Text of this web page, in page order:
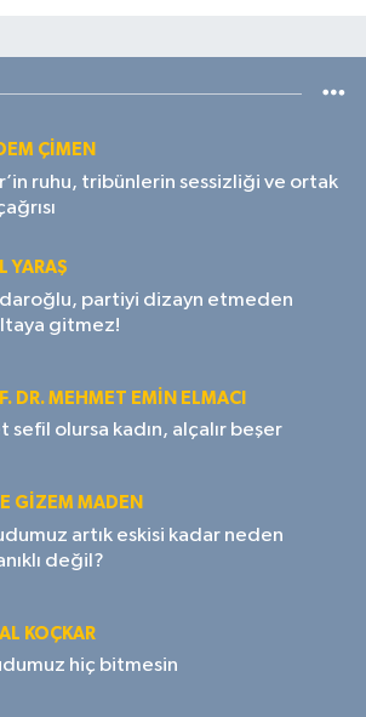
ÇIMEN
ruhu, tribünlerin sessizliği ve ortak
YARAŞ
partiyi dizayn etmeden
gitmez!
DR. MEHMET EMIN ELMACI
sefil olursa kadın, alçalır beşer
GIZEM MADEN
artık eskisi kadar neden
değil?
KOÇKAR
hiç bitmesin